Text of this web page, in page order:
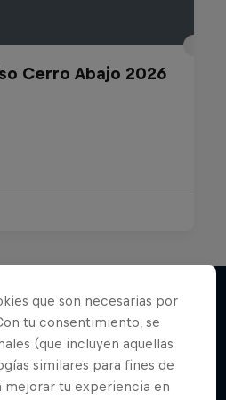
Cerro Abajo 2026
similares
que son necesarias por
tu consentimiento, se
(que incluyen aquellas
similares para fines de
mejorar tu experiencia en